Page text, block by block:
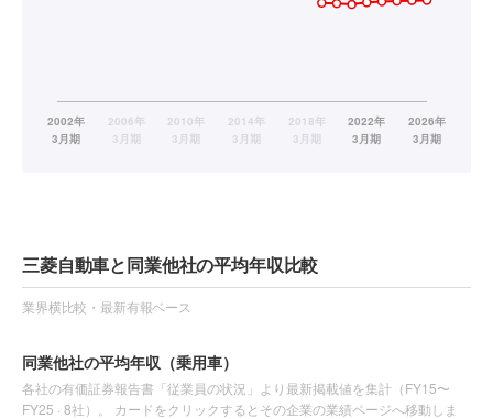
三菱自動車と同業他社の平均年収比較
業界横比較・最新有報ベース
同業他社の平均年収 （乗用車）
各社の有価証券報告書「従業員の状況」より最新掲載値を集計（FY15〜
FY25 · 8社）。 カードをクリックするとその企業の業績ページへ移動しま